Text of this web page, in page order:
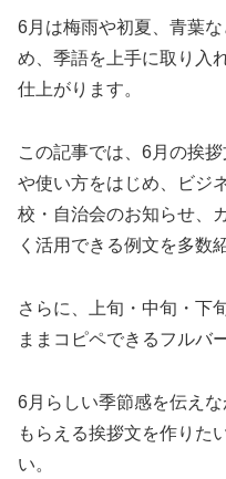
6月は梅雨や初夏、青葉
め、季語を上手に取り入
仕上がります。
この記事では、6月の挨
や使い方をはじめ、ビジ
校・自治会のお知らせ、
く活用できる例文を多数
さらに、上旬・中旬・下
ままコピペできるフルバ
6月らしい季節感を伝え
もらえる挨拶文を作りた
い。